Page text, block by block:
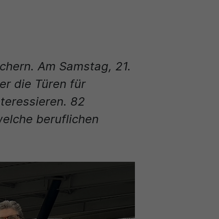
Am Samstag, 21.
die Türen für
82
beruflichen